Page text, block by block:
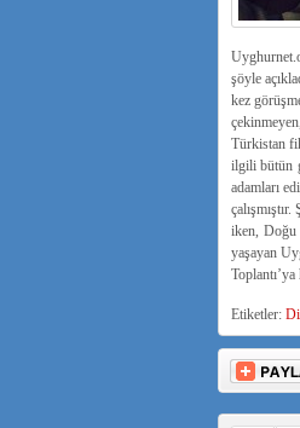
şöyle
kez
Türkistan
ilgili bütün
adamları
iken, Doğu
yaşayan
Etiketler: